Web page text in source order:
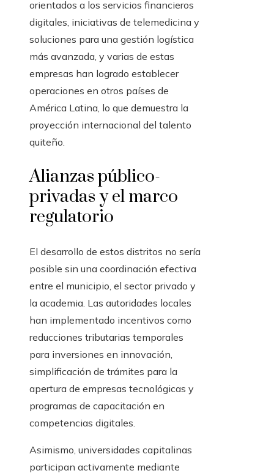
orientados a los servicios financieros
digitales, iniciativas de telemedicina y
soluciones para una gestión logística
más avanzada, y varias de estas
empresas han logrado establecer
operaciones en otros países de
América Latina, lo que demuestra la
proyección internacional del talento
quiteño.
Alianzas público-
privadas y el marco
regulatorio
El desarrollo de estos distritos no sería
posible sin una coordinación efectiva
entre el municipio, el sector privado y
la academia. Las autoridades locales
han implementado incentivos como
reducciones tributarias temporales
para inversiones en innovación,
simplificación de trámites para la
apertura de empresas tecnológicas y
programas de capacitación en
competencias digitales.
Asimismo, universidades capitalinas
participan activamente mediante